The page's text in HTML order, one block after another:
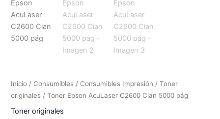
Inicio / Consumibles / Consumibles Impresión /Toner
originales / Toner Epson AcuLaser C2600 Cian 5000 pág
Toner originales